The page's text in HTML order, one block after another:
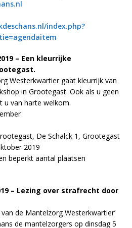
index.php?
– Een kleurrijke
Westerkwartier gaat kleurrijk van
in Grootegast. Ook als u geen
u van harte welkom.
De Schalck 1, Grootegast
2019
beperkt aantal plaatsen
– Lezing over strafrecht door
de Mantelzorg Westerkwartier’
de mantelzorgers op dinsdag 5